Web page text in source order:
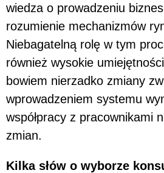
wiedza o prowadzeniu
rozumienie mechanizmów
Niebagatelną rolę w tym
również wysokie
bowiem nierzadko zmiany
wprowadzeniem systemu
współpracy z pracownikami
zmian.
Kilka słów o wyborze